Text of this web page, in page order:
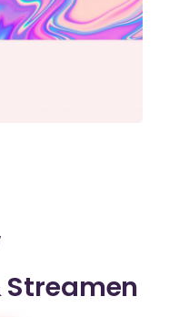
Streamen